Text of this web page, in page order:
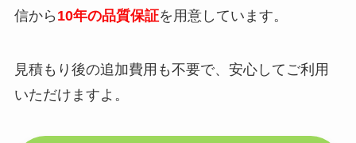
信から 10年の品質保証を用意しています。
見積もり後の追加費用も不要で、安心してご利用
いただけますよ。